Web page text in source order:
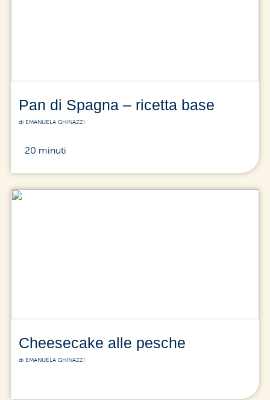
Pan di Spagna – ricetta base
di EMANUELA GHINAZZI
20 minuti
Cheesecake alle pesche
di EMANUELA GHINAZZI